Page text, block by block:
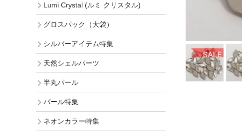
Lumi Crystal (ルミ クリスタル)
グロスパック（大袋）
シルバーアイテム特集
天然シェルパーツ
半丸パール
パール特集
ネオンカラー特集